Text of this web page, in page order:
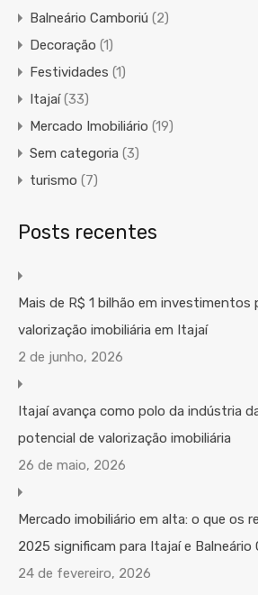
Balneário Camboriú (2)
Decoração (1)
Festividades (1)
Itajaí(33)
Mercado Imobiliário (19)
Sem categoria (3)
turismo (7)
Posts recentes
Mais de R$ 1 bilhão em investimentos
valorização imobiliária em Itajaí
2 de junho, 2026
Itajaí avança como polo da indústria
potencial de valorização imobiliária
26 de maio, 2026
Mercado imobiliário em alta: o que os
2025 significam para Itajaí e Balneário
24 de fevereiro, 2026